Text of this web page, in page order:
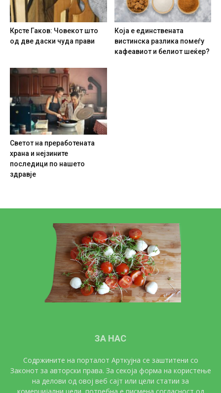
Крсте Гаков: Човекот што
од две даски чуда прави
Која е единствената
вистинска разлика помеѓу
кафеавиот и белиот шеќер?
Светот на преработената
храна и нејзините
последици по нашето
здравје
ЗА НАС
Содржините на порталот Арткујна се заштитени со
Законот за авторски права. За секоја форма на користење
на делови од овој веб сајт или цели статии за